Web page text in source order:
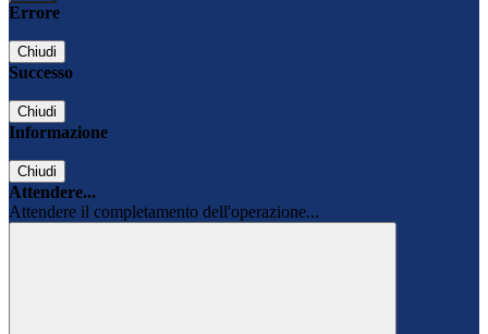
Errore
Chiudi
Successo
Chiudi
Informazione
Chiudi
Attendere...
Attendere il completamento dell'operazione...